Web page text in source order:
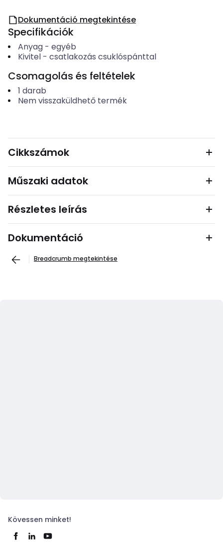
Dokumentáció megtekintése
Specifikációk
Anyag- egyéb
Kivitel- csatlakozás csuklóspánttal
Csomagolás és feltételek
1 darab
Nem visszaküldhető termék
Cikkszámok
Műszaki adatok
Részletes leírás
Dokumentáció
Breadcrumb megtekintése
Kövessen minket!